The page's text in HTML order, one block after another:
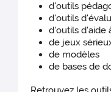
d'outils
d'outils
d'outils d'aide
de jeux
de modèles
de bases de